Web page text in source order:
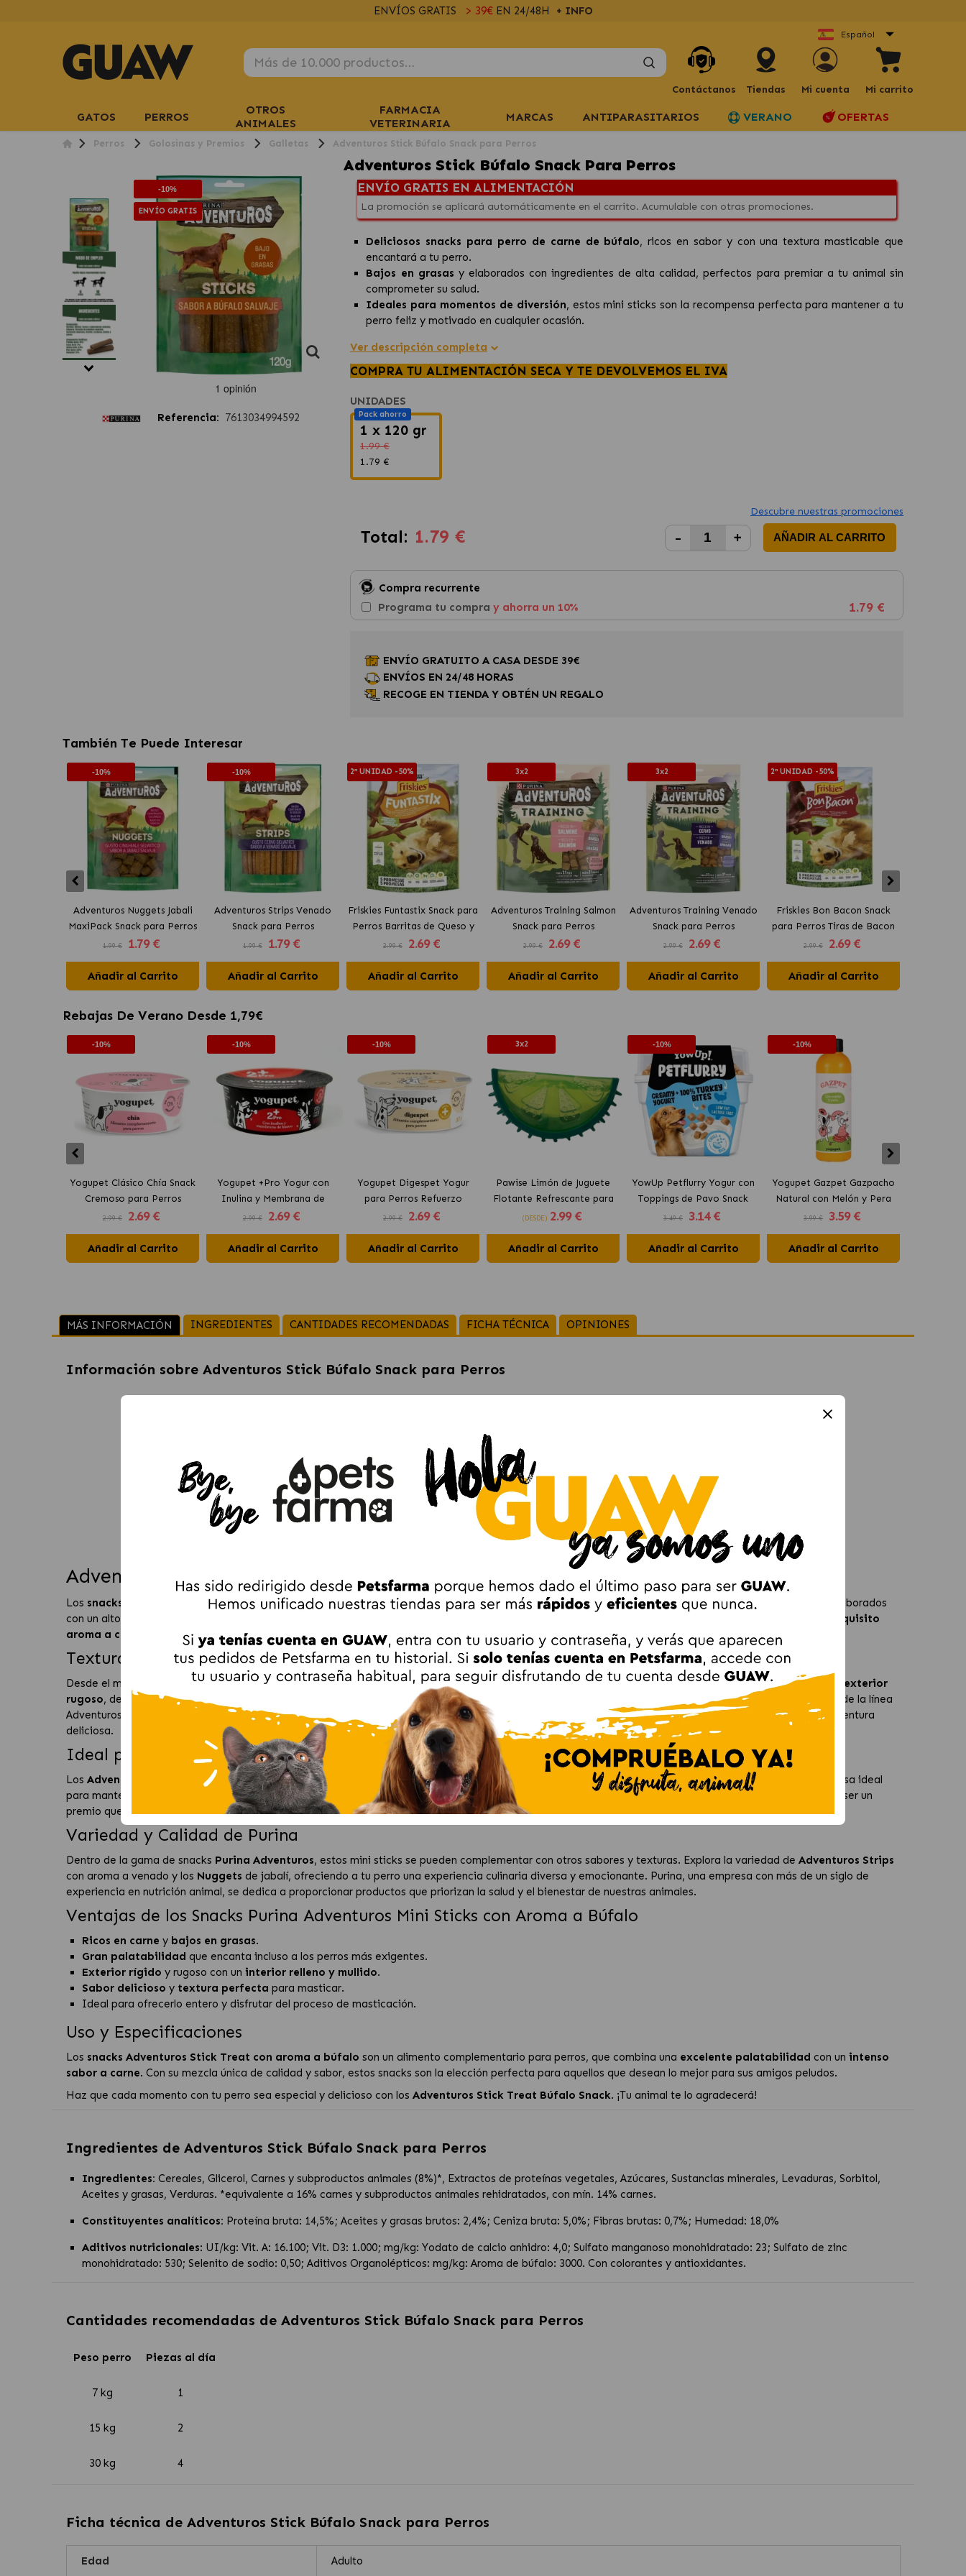
ENVÍOS GRATIS > 39€EN 24/48H + INFO
Español
Contáctanos Tiendas Mi cuenta Mi carrito
GATOS PERROS
OTROS
ANIMALES
FARMACIA
VETERINARIA
MARCAS ANTIPARASITARIOS VERANO OFERTAS
Perros Golosinas y Premios Galletas Adventuros Stick Búfalo Snack para Perros
Adventuros Stick Búfalo Snack Para Perros
-10%
ENVÍO GRATIS
Referencia: 7613034994592
ENVÍO GRATIS EN ALIMENTACIÓN
La promoción se aplicará automáticamente en el carrito. Acumulable con otras promociones.
Deliciosos snacks para perro de carne de búfalo, ricos en sabor y con una textura masticable que
encantará a tu perro.
Bajos en grasas y elaborados con ingredientes de alta calidad, perfectos para premiar a tu animal sin
comprometer su salud.
Ideales para momentos de diversión, estos mini sticks son la recompensa perfecta para mantener a tu
perro feliz y motivado en cualquier ocasión.
Ver descripción completa
COMPRA TU ALIMENTACIÓN SECA Y TE DEVOLVEMOS EL IVA
UNIDADES
Pack ahorro
1 x 120 gr
1.99 €
1.79 €
Descubre nuestras promociones
Total: 1.79 € - + AÑADIR AL CARRITO
Compra recurrente
Programa tu compra y ahorra un 10% 1.79 €
ENVÍO GRATUITO A CASA DESDE 39€
ENVÍOS EN 24/48 HORAS
RECOGE EN TIENDA Y OBTÉN UN REGALO
También Te Puede Interesar
-10%
Adventuros Nuggets Jabali
MaxiPack Snack para Perros
1.99 € 1.79 €
Añadir al Carrito
-10%
Adventuros Strips Venado
Snack para Perros
1.99 € 1.79 €
Añadir al Carrito
2ª UNIDAD -50%
Friskies Funtastix Snack para
Perros Barritas de Queso y
Bacon
2.99 € 2.69 €
Añadir al Carrito
3x2
Adventuros Training Salmon
Snack para Perros
2.99 € 2.69 €
Añadir al Carrito
3x2
Adventuros Training Venado
Snack para Perros
2.99 € 2.69 €
Añadir al Carrito
2ª UNIDAD -50%
Friskies Bon Bacon Snack
para Perros Tiras de Bacon
2.99 € 2.69 €
Añadir al Carrito
Rebajas De Verano Desde 1,79€
-10%
Yogupet Clásico Chía Snack
Cremoso para Perros
2.99 € 2.69 €
Añadir al Carrito
-10%
Yogupet +Pro Yogur con
Inulina y Membrana de
Huevo para Perros y Gatos
2.99 € 2.69 €
Añadir al Carrito
-10%
Yogupet Digespet Yogur
para Perros Refuerzo
Digestivo
2.99 € 2.69 €
Añadir al Carrito
3x2
Pawise Limón de Juguete
Flotante Refrescante para
Perros 12 cm
(DESDE) 2.99 €
Añadir al Carrito
-10%
YowUp Petflurry Yogur con
Toppings de Pavo Snack
para Perros
3.49 € 3.14 €
Añadir al Carrito
-10%
Yogupet Gazpet Gazpacho
Natural con Melón y Pera
para Perros y Gatos
3.99 € 3.59 €
Añadir al Carrito
MÁS INFORMACIÓN INGREDIENTES CANTIDADES RECOMENDADAS FICHA TÉCNICA OPINIONES
Información sobre Adventuros Stick Búfalo Snack para Perros
Adventuros Stick Treat Búfalo Snack para Perros: Un Placer Irresistible
Los snacks Purina Adventuros Stick Treat con aroma a búfaloson el complemento perfecto para consentir a tu perro en cualquier momento del día. Elaborados
con un alto contenido de carne y un bajo nivel de grasas, estos deliciosos snacks están diseñados para satisfacer hasta los paladares más exigentes. Su
exquisito
aroma a carne de búfaloy sutextura masticable hacen que cada bocado sea una auténtica delicia que tu animal no podrá resistir.
Textura y Sabor que Encantan
Desde el momento en que abres la bolsa, elintenso aroma a búfalollena el aire, creando una experiencia irresistible para tu perro. La combinación de su
exterior
rugoso, de un color marrón oscuro, y un
proporciona una sensación de masticación que encantará a tu animal. A diferencia de otros snacks de la línea
Adventuros, estos mini sticks son más robustos y compactos, lo que les permite disfrutar del snack en su totalidad, haciendo que cada mordisco sea una aventura
deliciosa.
Ideal para Momentos de Aventuras
Los Adventuros Stick Treatson perfectos para cualquier ocasión: ya sea en casa, durante paseos al aire libre o en escapadas familiares. Son la recompensa ideal
para mantener a tu perro feliz y motivado, y susabor intensoes perfecto para aquellos perros con un espíritu aventurero. Cada snack está diseñado para ser un
premio que les hará sentir especiales y apreciados.
Variedad y Calidad de Purina
Dentro de la gama de snacks Purina Adventuros, estos mini sticks se pueden complementar con otros sabores y texturas. Explora la variedad de Adventuros Strips
con aroma a venado y los Nuggets de jabalí, ofreciendo a tu perro una experiencia culinaria diversa y emocionante. Purina, una empresa con más de un siglo de
experiencia en nutrición animal, se dedica a proporcionar productos que priorizan la salud y el bienestar de nuestras animales.
Ventajas de los Snacks Purina Adventuros Mini Sticks con Aroma a Búfalo
Ricos en carne y bajos en grasas.
Gran palatabilidad que encanta incluso a los perros más exigentes.
Exterior rígido y rugoso con un interior relleno y mullido.
Sabor delicioso y textura perfecta para masticar.
Ideal para ofrecerlo entero y disfrutar del proceso de masticación.
Uso y Especificaciones
Los snacks Adventuros Stick Treat con aroma a búfalo son un alimento complementario para perros, que combina una excelente palatabilidad con un intenso
sabor a carne. Con su mezcla única de calidad y sabor, estos snacks son la elección perfecta para aquellos que desean lo mejor para sus amigos peludos.
Haz que cada momento con tu perro sea especial y delicioso con los Adventuros Stick Treat Búfalo Snack. ¡Tu animal te lo agradecerá!
Ingredientes de Adventuros Stick Búfalo Snack para Perros
Ingredientes: Cereales, Glicerol, Carnes y subproductos animales (8%)*, Extractos de proteínas vegetales, Azúcares, Sustancias minerales, Levaduras, Sorbitol,
Aceites y grasas, Verduras. *equivalente a 16% carnes y subproductos animales rehidratados, con mín. 14% carnes.
Constituyentes analíticos: Proteína bruta: 14,5%; Aceites y grasas brutos: 2,4%; Ceniza bruta: 5,0%; Fibras brutas: 0,7%; Humedad: 18,0%
Aditivos nutricionales: UI/kg: Vit. A: 16.100; Vit. D3: 1.000; mg/kg: Yodato de calcio anhidro: 4,0; Sulfato manganoso monohidratado: 23; Sulfato de zinc
monohidratado: 530; Selenito de sodio: 0,50; Aditivos Organolépticos: mg/kg: Aroma de búfalo: 3000. Con colorantes y antioxidantes.
Cantidades recomendadas de Adventuros Stick Búfalo Snack para Perros
Peso perro Piezas al día
7 kg 1
15 kg 2
30 kg 4
Ficha técnica de Adventuros Stick Búfalo Snack para Perros
Edad Adulto